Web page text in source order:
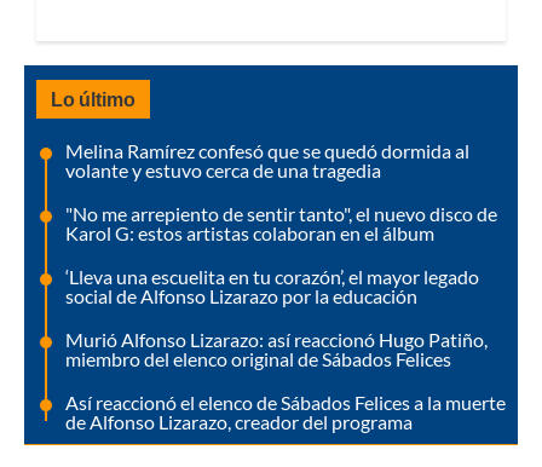
Lo último
Melina Ramírez confesó que se quedó dormida al
volante y estuvo cerca de una tragedia
"No me arrepiento de sentir tanto", el nuevo disco de
Karol G: estos artistas colaboran en el álbum
‘Lleva una escuelita en tu corazón’, el mayor legado
social de Alfonso Lizarazo por la educación
Murió Alfonso Lizarazo: así reaccionó Hugo Patiño,
miembro del elenco original de Sábados Felices
Así reaccionó el elenco de Sábados Felices a la muerte
de Alfonso Lizarazo, creador del programa